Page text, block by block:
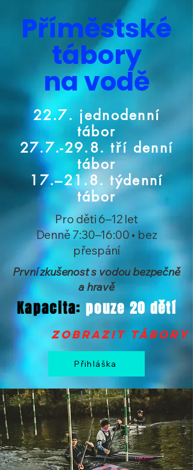
Příměstské
tábory
na vodě
22.7. jednodenní
tábor
27.7.-29.8. tří denní
tábor
17.–21.8. týdenní
tábor
Pro děti 6–12 let
Denně 7:30–16:00 • bez
přespání
První zkušenost s vodou bezpečně
a hravě
Kapacita:pouze 20 dětí
zobrazit tábory
Přihláška